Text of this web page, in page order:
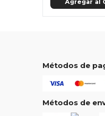
Agregar al
Métodos de
Métodos de